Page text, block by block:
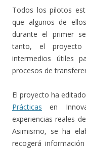
Todos los pilotos
que algunos de
durante el primer
tanto, el proyecto
intermedios útiles
procesos de
El proyecto ha
Prácticas en
experiencias reales
Asimismo, se ha
recogerá